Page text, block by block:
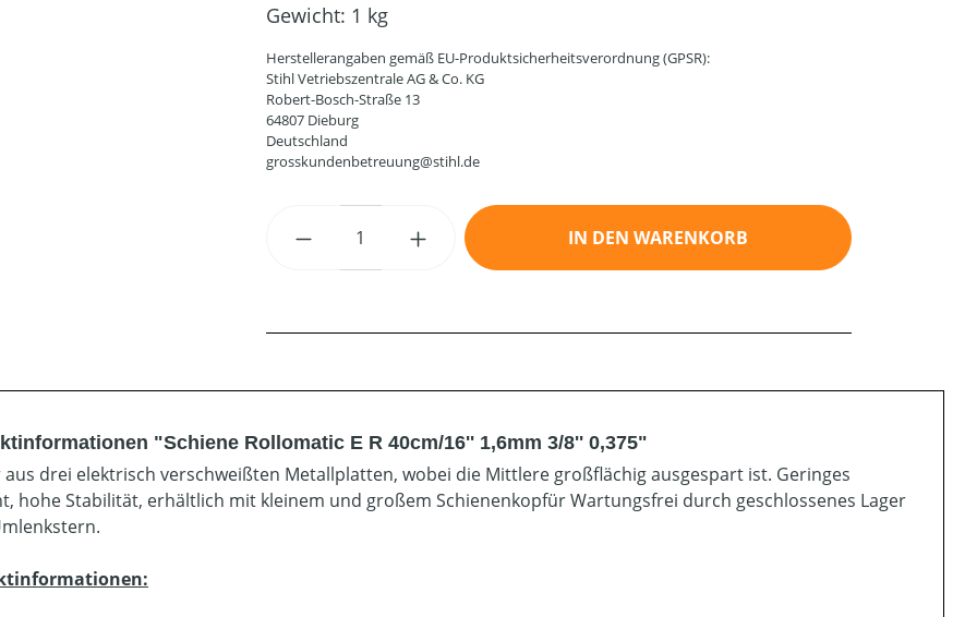
Gewicht: 1 kg
Herstellerangaben gemäß EU-Produktsicherheitsverordnung (GPSR):
Stihl Vetriebszentrale AG & Co. KG
Robert-Bosch-Straße 13
64807 Dieburg
Deutschland
grosskundenbetreuung@stihl.de
Produkt Anzahl: Gib den gewünschten Wert ein oder
IN DEN WARENKORB
"Schiene Rollomatic E R 40cm/16'' 1,6mm 3/8'' 0,375"
aus drei elektrisch verschweißten Metallplatten, wobei die Mittlere großflächig ausgespart ist. Geringes
hohe Stabilität, erhältlich mit kleinem und großem Schienenkopfür Wartungsfrei durch geschlossenes Lager